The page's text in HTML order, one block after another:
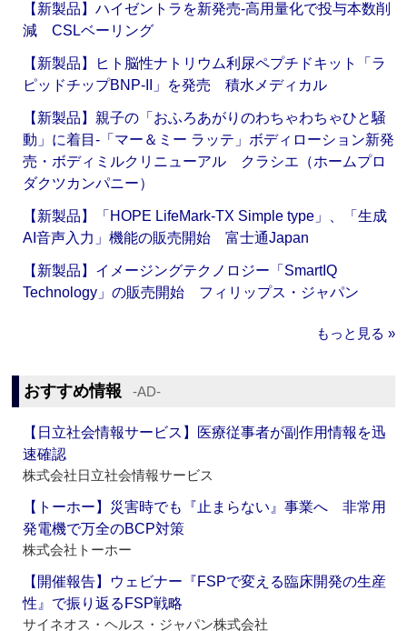
【新製品】ハイゼントラを新発売‐高用量化で投与本数削
減 CSLベーリング
【新製品】ヒト脳性ナトリウム利尿ペプチドキット「ラ
ピッドチップBNP-II」を発売 積水メディカル
【新製品】親子の「おふろあがりのわちゃわちゃひと騒
動」に着目‐「マー＆ミー ラッテ」ボディローション新発
売・ボディミルクリニューアル クラシエ（ホームプロ
ダクツカンパニー）
【新製品】「HOPE LifeMark-TX Simple type」、「生成
AI音声入力」機能の販売開始 富士通Japan
【新製品】イメージングテクノロジー「SmartIQ
Technology」の販売開始 フィリップス・ジャパン
もっと見る »
おすすめ情報 ‐AD‐
【日立社会情報サービス】医療従事者が副作用情報を迅
速確認
株式会社日立社会情報サービス
【トーホー】災害時でも『止まらない』事業へ 非常用
発電機で万全のBCP対策
株式会社トーホー
【開催報告】ウェビナー『FSPで変える臨床開発の生産
性』で振り返るFSP戦略
サイネオス・ヘルス・ジャパン株式会社